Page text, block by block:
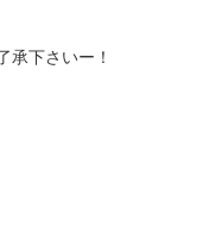
承下さいー！